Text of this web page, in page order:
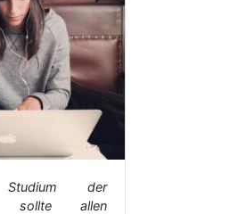
Studium der
sollte allen